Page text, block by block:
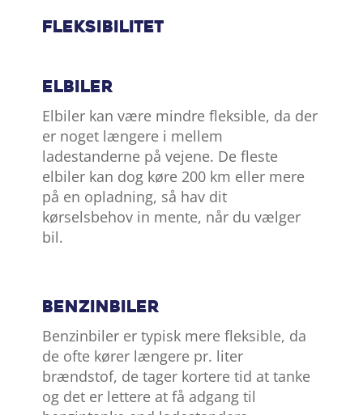
Fleksibilitet
Elbiler
Elbiler kan være mindre fleksible, da der
er noget længere i mellem
ladestanderne på vejene. De fleste
elbiler kan dog køre 200 km eller mere
på en opladning, så hav dit
kørselsbehov in mente, når du vælger
bil.
Benzinbiler
Benzinbiler er typisk mere fleksible, da
de ofte kører længere pr. liter
brændstof, de tager kortere tid at tanke
og det er lettere at få adgang til